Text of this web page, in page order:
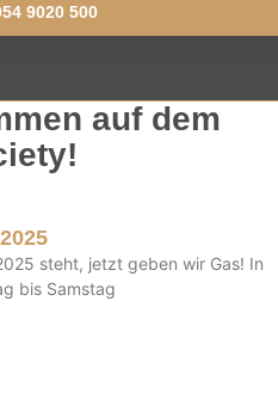
9020 500
auf dem
steht, jetzt geben wir Gas! In
bis Samstag